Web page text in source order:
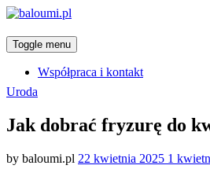
Toggle menu
Współpraca i kontakt
Categories
Uroda
Jak dobrać fryzurę do
by baloumi.pl Posted
22 kwietnia 2025 1